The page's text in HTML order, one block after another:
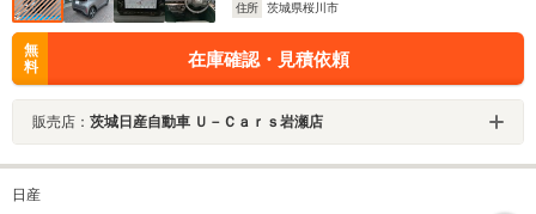
住所
茨城県桜川市
無
料
在庫確認・見積依頼
販売店： 茨城日産自動車 Ｕ－Ｃａｒｓ岩瀬店
日産